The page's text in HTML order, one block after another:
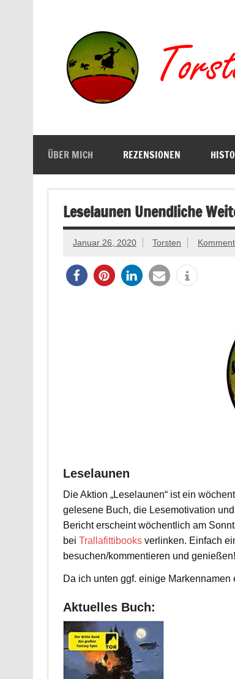
ÜBER MICH REZENSIONEN
Leselaunen Unendliche
Januar 26, 2020 Torsten
Leselaunen
Die Aktion „Leselaunen“ ist ein
gelesene Buch, die Lesemotivation
Bericht erscheint wöchentlich am
bei Trallafittibooksverlinken. Einfach
besuchen/kommentieren und genießen!
Da ich unten ggf. einige
Aktuelles Buch: